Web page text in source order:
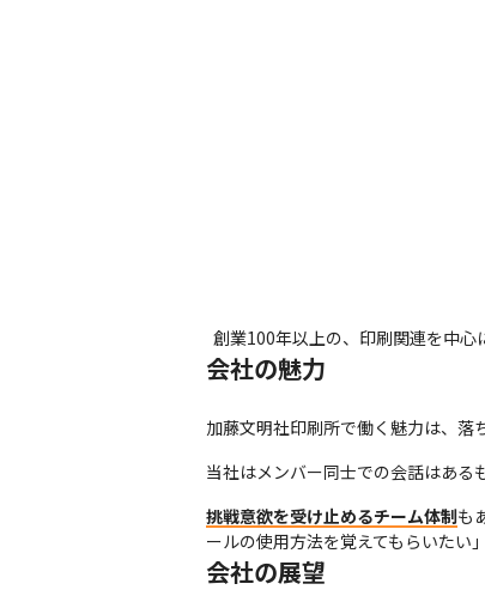
創業100年以上の、印刷関連を中心
会社の魅力
加藤文明社印刷所で働く魅力は、落
当社はメンバー同士での会話はある
挑戦意欲を受け止めるチーム体制も
ールの使用方法を覚えてもらいたい
会社の展望